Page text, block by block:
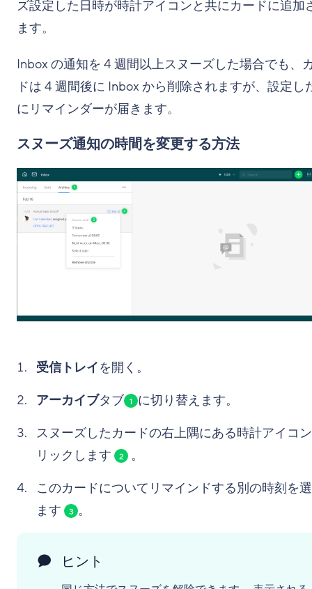
ズ設定した日時が時計アイコンと共にカードに追加
ます。
Inbox の通知を 4 週間以上スヌーズした場合でも、
ドは 4 週間後に Inbox から削除されますが、設定し
にリマインダーが届きます。
スヌーズ通知の時間を変更する方法
受信トレイを開く。
アーカイブタブ 1 に切り替えます。
スヌーズしたカードの右上隅にある時計アイコ
リックします
2
。
このカードについてリマインドする別の時刻を
ます
3 。
ヒント